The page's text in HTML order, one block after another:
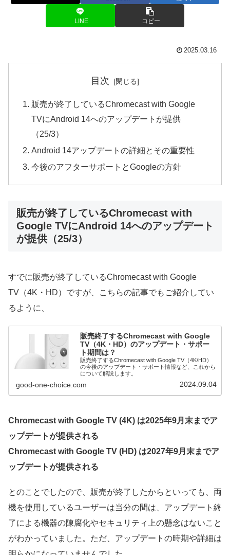
LINE コピー
2025.03.16
目次
販売が終了しているChromecast with Google
TVにAndroid 14へのアップデートが提供
（25/3）
Android 14アップデートの詳細とその重要性
今後のアフターサポートとGoogleの方針
販売が終了しているChromecast with
Google TVにAndroid 14へのアップデート
が提供（25/3）
すでに販売が終了しているChromecast with Google
TV（4K・HD）ですが、こちらの記事でもご紹介してい
るように、
販売終了するChromecast with Google
TV（4K・HD）のアップデート・サポー
ト期間は？
販売終了するChromecast with Google TV（4K/HD）
の今後のアップデート・サポート情報など、これから
について解説します。
good-one-choice.com 2024.09.04
Chromecast with Google TV (4K) は2025年9月末までア
ップデートが提供される
Chromecast with Google TV (HD) は2027年9月末までア
ップデートが提供される
とのことでしたので、販売が終了したからといっても、両
機を使用しているユーザーは当分の間は、アップデート終
了による機器の陳腐化やセキュリティ上の懸念はないこと
がわかっていました。ただ、アップデートの時期や詳細は